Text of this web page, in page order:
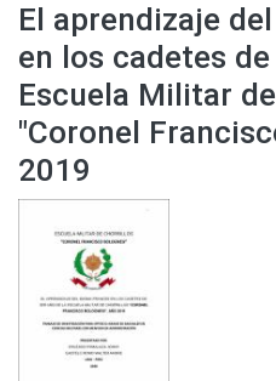
El aprendizaje
en los cadetes
Escuela Militar
"Coronel
2019